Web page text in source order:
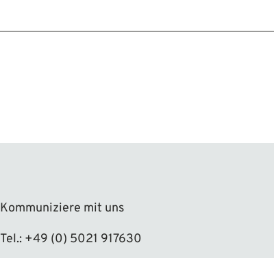
Kommuniziere mit uns
Tel.: +49 (0) 5021 917630